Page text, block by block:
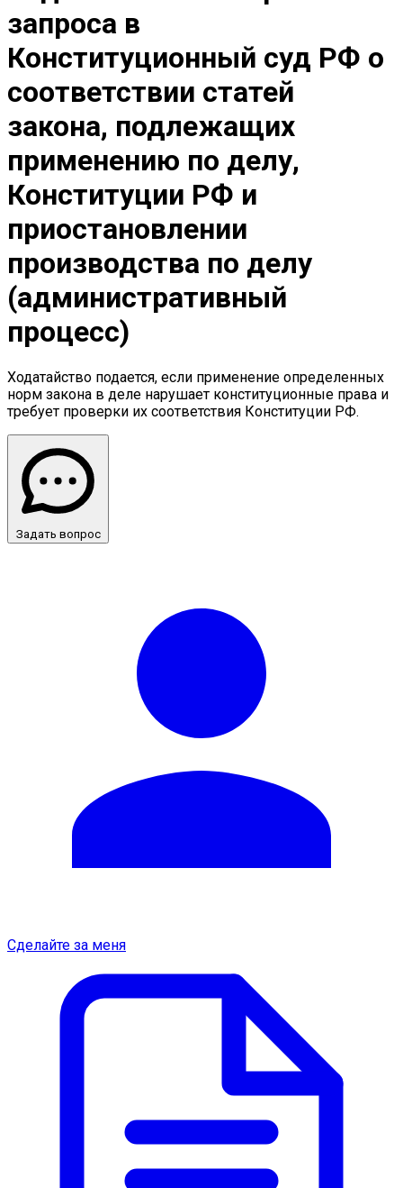
запроса в
Конституционный суд РФ о
соответствии статей
закона, подлежащих
применению по делу,
Конституции РФ и
приостановлении
производства по делу
(административный
процесс)
Ходатайство подается, если применение определенных
норм закона в деле нарушает конституционные права и
требует проверки их соответствия Конституции РФ.
Задать вопрос
Сделайте за меня